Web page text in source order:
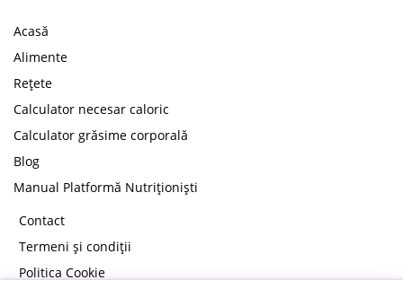
Acasă
Alimente
Rețete
Calculator necesar caloric
Calculator grăsime corporală
Blog
Manual Platformă Nutriționiști
Contact
Termeni și condiții
Politica Cookie